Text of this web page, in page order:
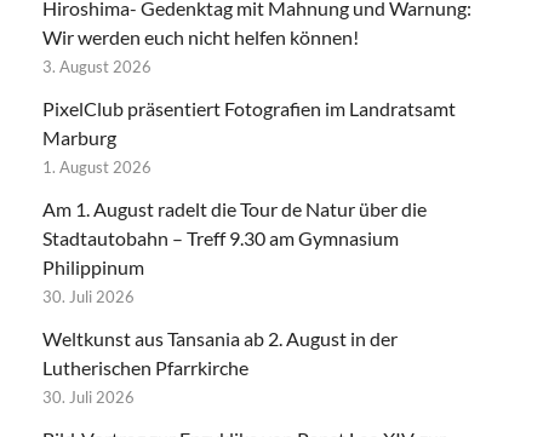
Hiroshima- Gedenktag mit Mahnung und Warnung:
Wir werden euch nicht helfen können!
3. August 2026
PixelClub präsentiert Fotografien im Landratsamt
Marburg
1. August 2026
Am 1. August radelt die Tour de Natur über die
Stadtautobahn – Treff 9.30 am Gymnasium
Philippinum
30. Juli 2026
Weltkunst aus Tansania ab 2. August in der
Lutherischen Pfarrkirche
30. Juli 2026